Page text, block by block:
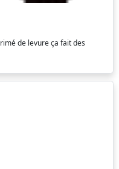
de levure ça fait des